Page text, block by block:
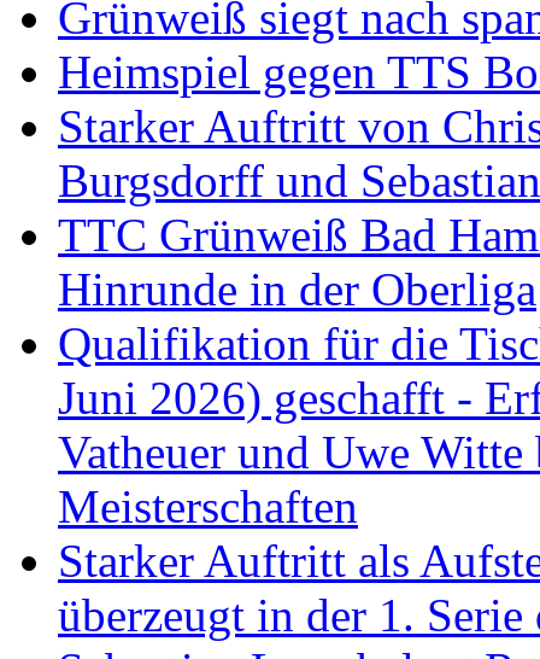
Grünweiß siegt nach
Heimspiel gegen TTS
Starker Auftritt von
Burgsdorff und
TTC Grünweiß Bad
Hinrunde in der Oberliga
Qualifikation für die
Juni 2026) geschafft -
Vatheuer und Uwe Witte
Meisterschaften
Starker Auftritt als
überzeugt in der 1.